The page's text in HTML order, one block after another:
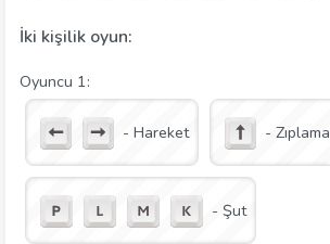
İki kişilik oyun:
Oyuncu 1:
- Hareket - Zıplama
- Şut